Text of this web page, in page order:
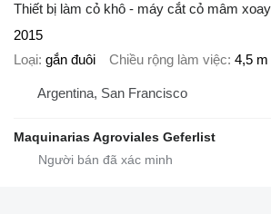
Thiết bị làm cỏ khô - máy cắt cỏ mâm xoay
2015
Loại gắn đuôi Chiều rộng làm việc 4,5 m
Argentina, San Francisco
Maquinarias Agroviales Geferlist